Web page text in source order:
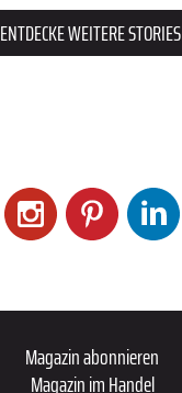
ENTDECKE WEITERE STORIES
Magazin abonnieren
Magazin im Handel